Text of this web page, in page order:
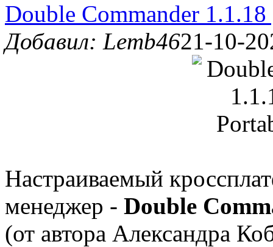
Double Commander
Добавил: Lemb4621-10-
Настраиваемый
менеджер - Double
(от автора Александра